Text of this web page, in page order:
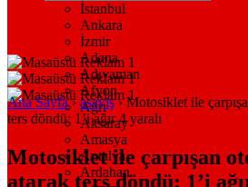
İstanbul
Ankara
İzmir
Adana
Adıyaman
Afyon
Ağrı
Aksaray
Amasya
Antalya
Ardahan
Ana Sayfa› asayiş›Motosiklet ile
ters döndü: 1’i ağır 4 yaralı
Motosiklet ile çarpışan
atarak ters döndü: 1’i